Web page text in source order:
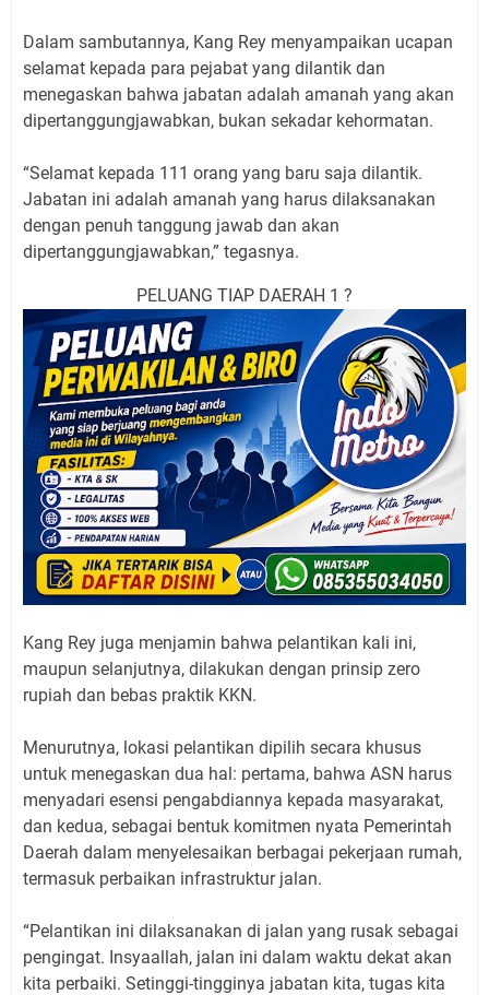
Dalam sambutannya, Kang Rey menyampaikan ucapan
selamat kepada para pejabat yang dilantik dan
menegaskan bahwa jabatan adalah amanah yang akan
dipertanggungjawabkan, bukan sekadar kehormatan.
“Selamat kepada 111 orang yang baru saja dilantik.
Jabatan ini adalah amanah yang harus dilaksanakan
dengan penuh tanggung jawab dan akan
dipertanggungjawabkan,” tegasnya.
PELUANG TIAP DAERAH 1 ?
Kang Rey juga menjamin bahwa pelantikan kali ini,
maupun selanjutnya, dilakukan dengan prinsip zero
rupiah dan bebas praktik KKN.
Menurutnya, lokasi pelantikan dipilih secara khusus
untuk menegaskan dua hal: pertama, bahwa ASN harus
menyadari esensi pengabdiannya kepada masyarakat,
dan kedua, sebagai bentuk komitmen nyata Pemerintah
Daerah dalam menyelesaikan berbagai pekerjaan rumah,
termasuk perbaikan infrastruktur jalan.
“Pelantikan ini dilaksanakan di jalan yang rusak sebagai
pengingat. Insyaallah, jalan ini dalam waktu dekat akan
kita perbaiki. Setinggi-tingginya jabatan kita, tugas kita